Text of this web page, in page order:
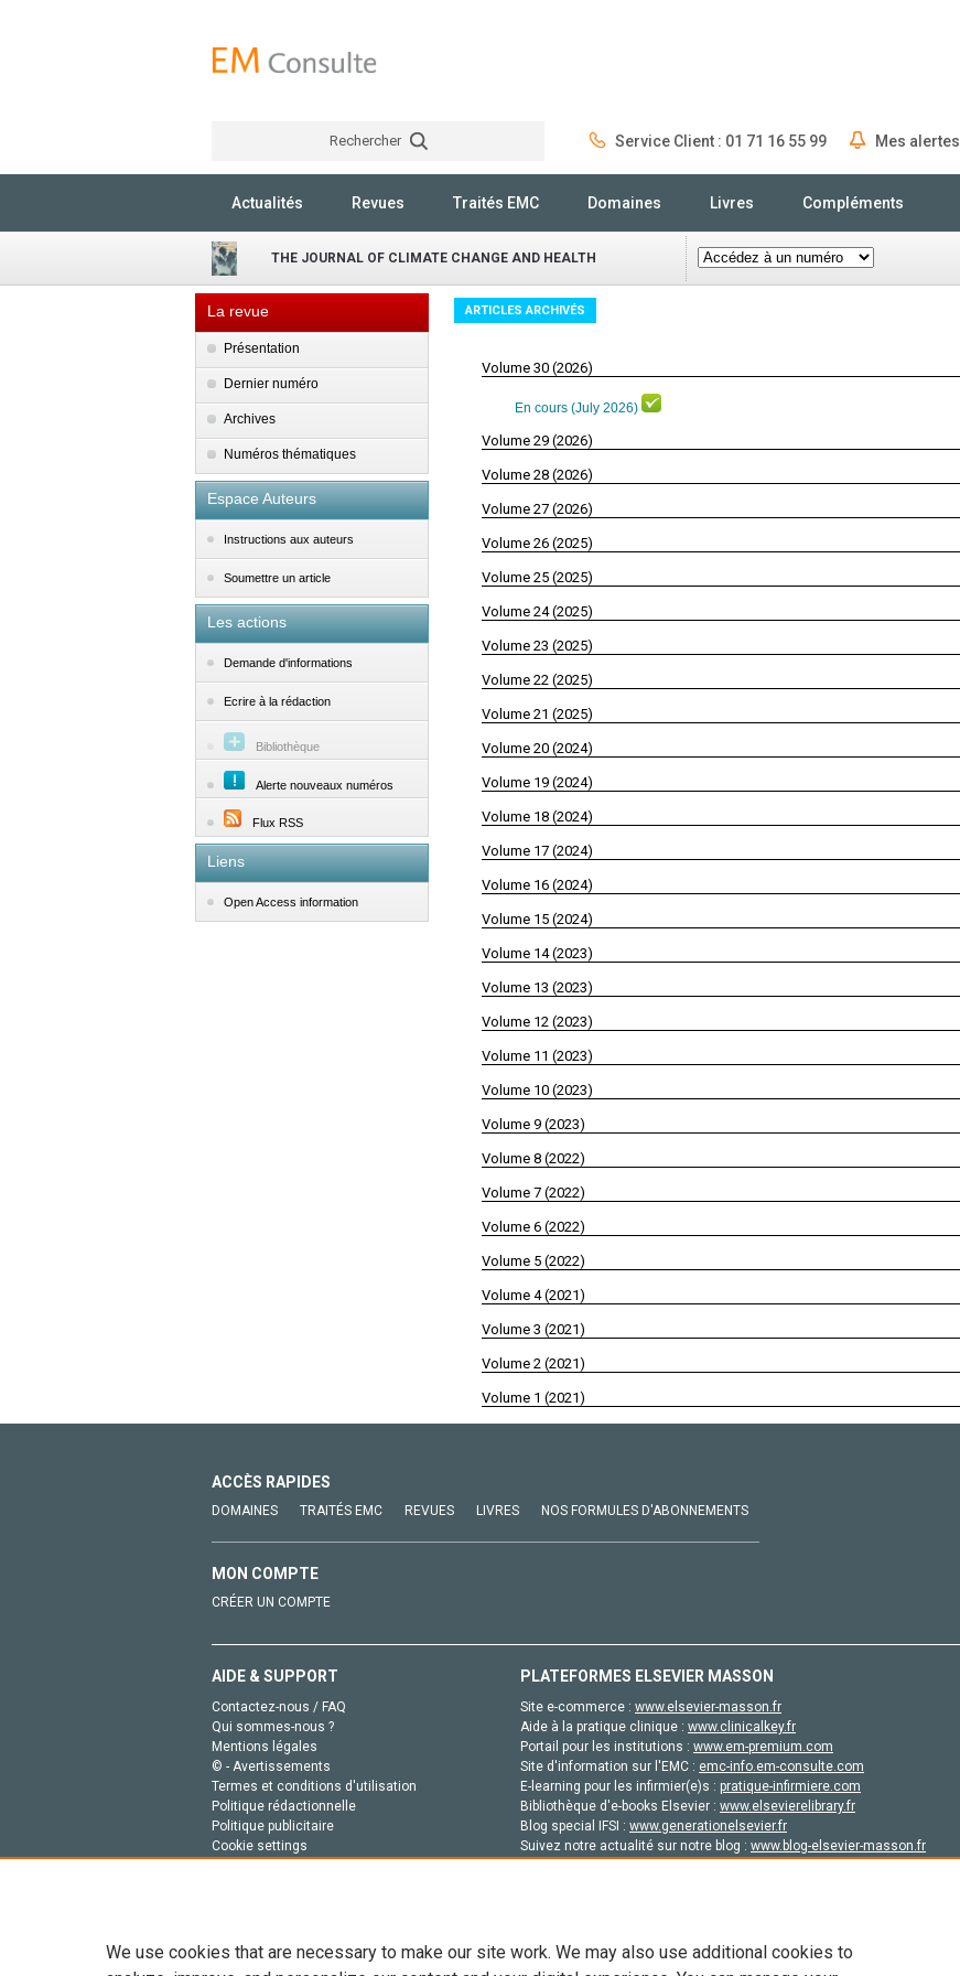
Rechercher Service Client : 01 71 16 55 99 Mes alertes
Actualités Revues Traités EMC Domaines Livres Compléments
THE JOURNAL OF CLIMATE CHANGE AND HEALTH
La revue
Présentation
Dernier numéro
Archives
Numéros thématiques
Espace Auteurs
Instructions aux auteurs
Soumettre un article
Les actions
Demande d'informations
Ecrire à la rédaction
Bibliothèque
Alerte nouveaux numéros
Flux RSS
Liens
Open Access information
ARTICLES ARCHIVÉS
Volume 30 (2026)
En cours (July 2026)
Volume 29 (2026)
Volume 28 (2026)
Volume 27 (2026)
Volume 26 (2025)
Volume 25 (2025)
Volume 24 (2025)
Volume 23 (2025)
Volume 22 (2025)
Volume 21 (2025)
Volume 20 (2024)
Volume 19 (2024)
Volume 18 (2024)
Volume 17 (2024)
Volume 16 (2024)
Volume 15 (2024)
Volume 14 (2023)
Volume 13 (2023)
Volume 12 (2023)
Volume 11 (2023)
Volume 10 (2023)
Volume 9 (2023)
Volume 8 (2022)
Volume 7 (2022)
Volume 6 (2022)
Volume 5 (2022)
Volume 4 (2021)
Volume 3 (2021)
Volume 2 (2021)
Volume 1 (2021)
ACCÈS RAPIDES
DOMAINES TRAITÉS EMC REVUES LIVRES NOS FORMULES D'ABONNEMENTS
MON COMPTE
CRÉER UN COMPTE
AIDE & SUPPORT
Contactez-nous / FAQ
Qui sommes-nous ?
Mentions légales
© - Avertissements
Termes et conditions d'utilisation
Politique rédactionnelle
Politique publicitaire
Cookie settings
PLATEFORMES ELSEVIER MASSON
Site e-commerce : www.elsevier-masson.fr
Aide à la pratique clinique : www.clinicalkey.fr
Portail pour les institutions : www.em-premium.com
Site d'information sur l'EMC : emc-info.em-consulte.com
E-learning pour les infirmier(e)s : pratique-infirmiere.com
Bibliothèque d'e-books Elsevier : www.elsevierelibrary.fr
Blog special IFSI : www.generationelsevier.fr
Suivez notre actualité sur notre blog : www.blog-elsevier-masson.fr
We use cookies that are necessary to make our site work. We may also use additional cookies to